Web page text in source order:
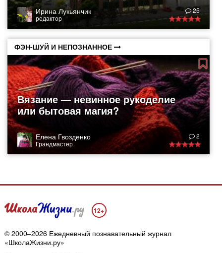
Ирина Лукьянчик
редактор
25
ФЭН-ШУЙ И НЕПОЗНАННОЕ
Вязание — невинное рукоделие
или бытовая магия?
Елена Гвозденко
Грандмастер
2
12+
© 2000–2026 Ежедневный познавательный журнал
«ШколаЖизни.ру»